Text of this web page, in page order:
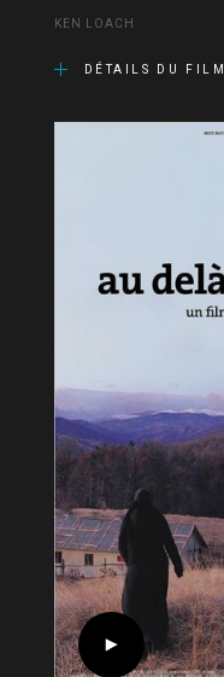
KEN LOACH
DÉTAILS DU FILM